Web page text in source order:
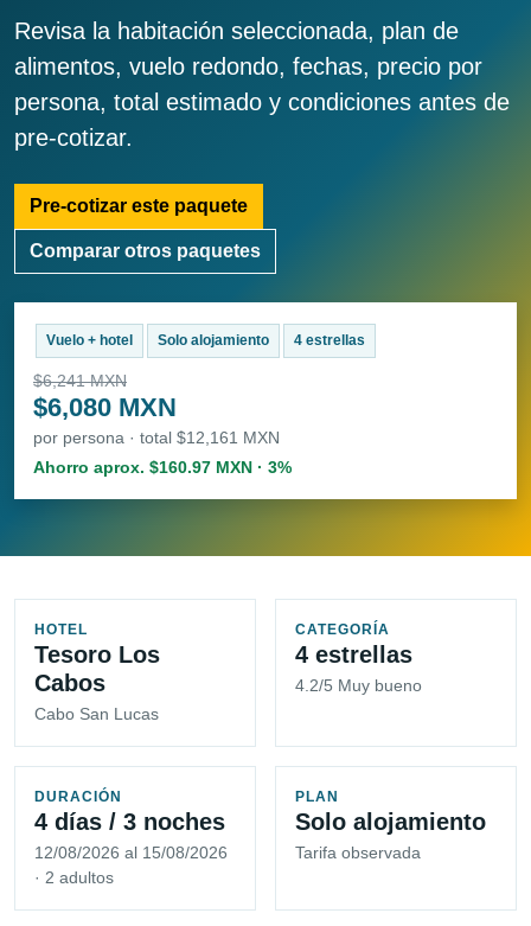
Revisa la habitación seleccionada, plan de
alimentos, vuelo redondo, fechas, precio por
persona, total estimado y condiciones antes de
pre-cotizar.
Pre-cotizar este paquete
Comparar otros paquetes
Vuelo + hotel Solo alojamiento 4 estrellas
$6,241 MXN
$6,080 MXN
por persona · total $12,161 MXN
Ahorro aprox. $160.97 MXN · 3%
HOTEL
Tesoro Los
Cabos
Cabo San Lucas
CATEGORÍA
4 estrellas
4.2/5 Muy bueno
DURACIÓN
4 días / 3 noches
12/08/2026 al 15/08/2026
· 2 adultos
PLAN
Solo alojamiento
Tarifa observada